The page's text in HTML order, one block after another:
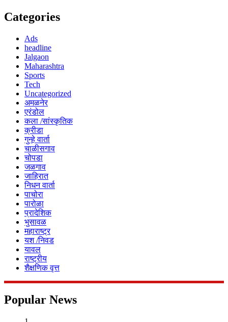
Categories
Ads
headline
Jalgaon
Maharashtra
Sports
Tech
Uncategorized
अमळनेर
एरंडोल
कला /सांस्कृतिक
क्रीडा
गुन्हे वार्ता
चाळीसगाव
चोपडा
जळगाव
जाहिरात
निधन वार्ता
पाचोरा
पारोळा
प्रादेशिक
भुसावळ
महाराष्ट्र
यश /निवड
यावल
राष्ट्रीय
शैक्षणिक वृत्त
Popular News